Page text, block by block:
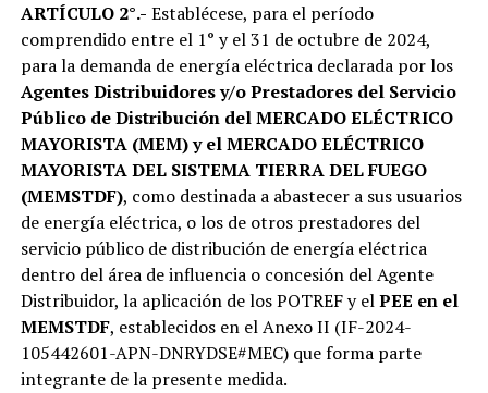
ARTÍCULO 2°.- Establécese, para el período
comprendido entre el 1° y el 31 de octubre de 2024,
para la demanda de energía eléctrica declarada por los
Agentes Distribuidores y/o Prestadores del Servicio
Público de Distribución del MERCADO ELÉCTRICO
MAYORISTA (MEM) y el MERCADO ELÉCTRICO
MAYORISTA DEL SISTEMA TIERRA DEL FUEGO
(MEMSTDF), como destinada a abastecer a sus usuarios
de energía eléctrica, o los de otros prestadores del
servicio público de distribución de energía eléctrica
dentro del área de influencia o concesión del Agente
Distribuidor, la aplicación de los POTREF y elPEE en el
MEMSTDF, establecidos en el Anexo II (IF-2024-
105442601-APN-DNRYDSE#MEC) que forma parte
integrante de la presente medida.